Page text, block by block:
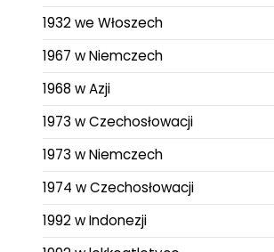
1932 we Włoszech
1967 w Niemczech
1968 w Azji
1973 w Czechosłowacji
1973 w Niemczech
1974 w Czechosłowacji
1992 w Indonezji